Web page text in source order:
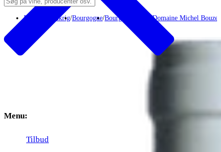
Menu:
Tilbud
Rødvin Frankrig/Bourgogne/Bourgogne AOP /Domaine Michel